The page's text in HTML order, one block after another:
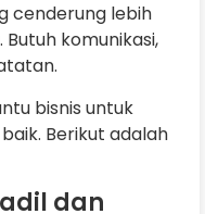
cenderung lebih
komunikasi,
bisnis untuk
Berikut adalah
dan